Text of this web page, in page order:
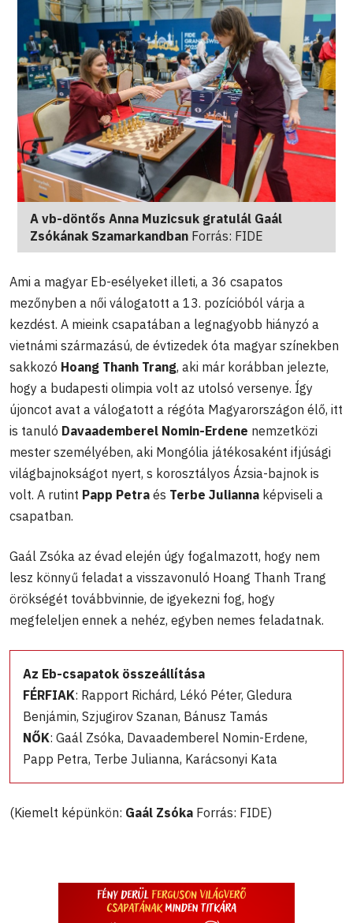
A vb-döntős Anna Muzicsuk gratulál Gaál
Zsókának Szamarkandban Forrás: FIDE
Ami a magyar Eb-esélyeket illeti, a 36 csapatos
mezőnyben a női válogatott a 13. pozícióból várja a
kezdést. A mieink csapatában a legnagyobb hiányzó a
vietnámi származású, de évtizedek óta magyar színekben
sakkozó Hoang Thanh Trang, aki már korábban jelezte,
hogy a budapesti olimpia volt az utolsó versenye. Így
újoncot avat a válogatott a régóta Magyarországon élő, itt
is tanuló Davaademberel Nomin-Erdene nemzetközi
mester személyében, aki Mongólia játékosaként ifjúsági
világbajnokságot nyert, s korosztályos Ázsia-bajnok is
volt. A rutint Papp Petra és Terbe Julianna képviseli a
csapatban.
Gaál Zsóka az évad elején úgy fogalmazott, hogy nem
lesz könnyű feladat a visszavonuló Hoang Thanh Trang
örökségét továbbvinnie, de igyekezni fog, hogy
megfeleljen ennek a nehéz, egyben nemes feladatnak.
Az Eb-csapatok összeállítása
FÉRFIAK: Rapport Richárd, Lékó Péter, Gledura
Benjámin, Szjugirov Szanan, Bánusz Tamás
NŐK: Gaál Zsóka, Davaademberel Nomin-Erdene,
Papp Petra, Terbe Julianna, Karácsonyi Kata
(Kiemelt képünkön: Gaál Zsóka Forrás: FIDE)